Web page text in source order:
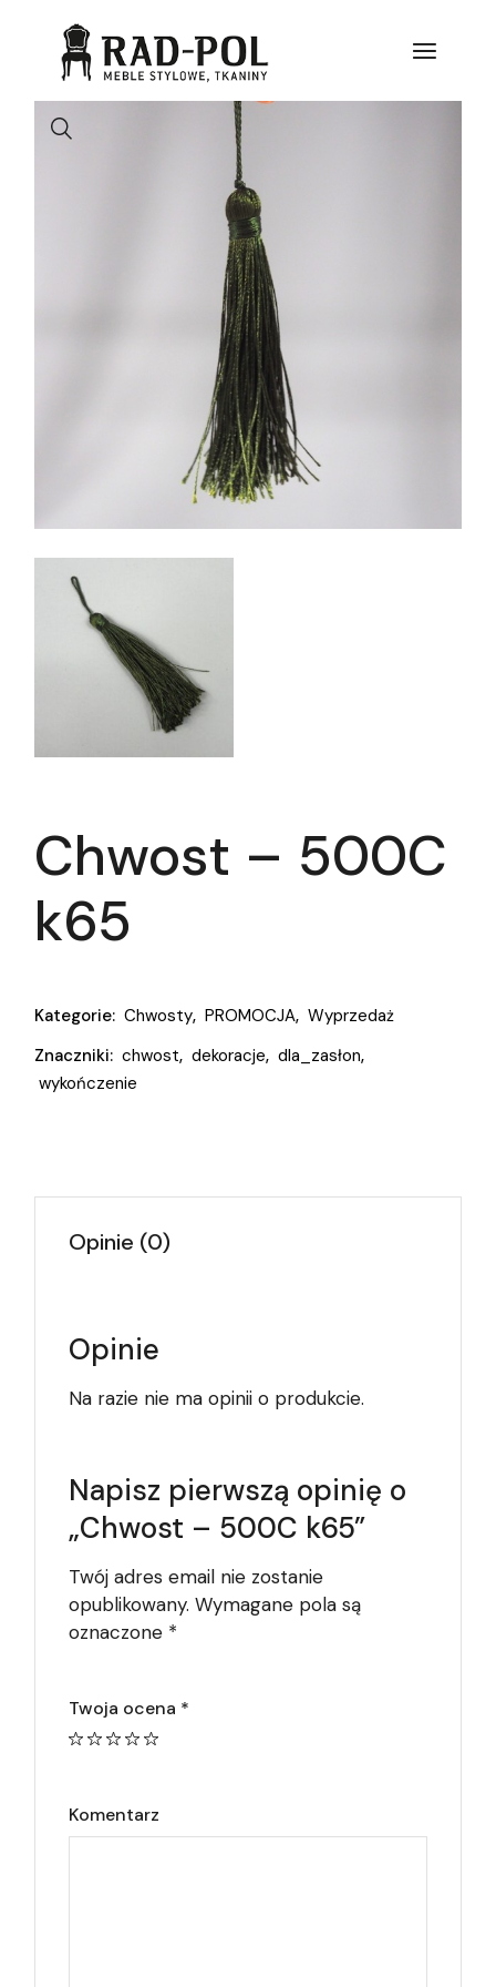
Chwost – 500C
k65
Kategorie: Chwosty, PROMOCJA, Wyprzedaż
Znaczniki: chwost, dekoracje, dla_zasłon,
wykończenie
Opinie (0)
Opinie
Na razie nie ma opinii o produkcie.
Napisz pierwszą opinię o
„Chwost – 500C k65”
Twój adres email nie zostanie
opublikowany. Wymagane pola są
oznaczone *
Twoja ocena *
Komentarz